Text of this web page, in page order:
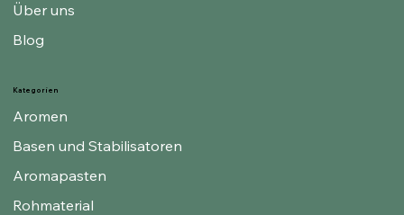
Kategorien
Aromen
Basen und Stabilisatoren
Aromapasten
Rohmaterial
Über uns
Blog